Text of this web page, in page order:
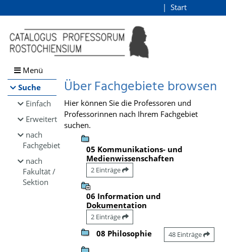
Browsen
direkt zum Inhalt
Start
Menü
Suche
Einfach
Erweitert
nach
Fachgebiet
nach
Fakultät /
Sektion
Über Fachgebiete browsen
Hier können Sie die Professoren und
Professorinnen nach Ihrem Fachgebiet
suchen.
05 Kommunikations- und
Medienwissenschaften
2 Einträge
06 Information und
Dokumentation
2 Einträge
08 Philosophie 48 Einträge